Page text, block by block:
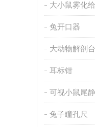
大小鼠雾化
兔开口器
大动物解剖台
耳标钳
可视小鼠尾
兔子瞳孔尺